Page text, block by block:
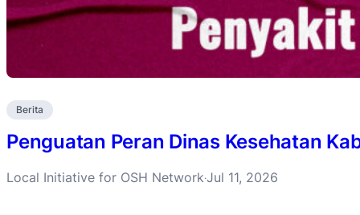
Berita
Penguatan Peran Dinas Kesehatan
Local Initiative for OSH Network·Jul 11, 2026